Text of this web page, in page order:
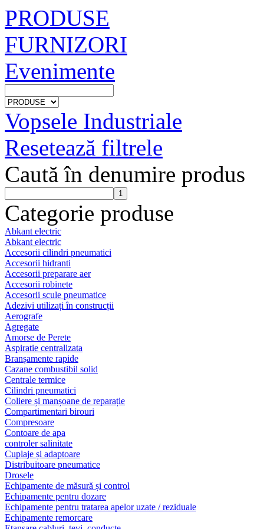
PRODUSE
FURNIZORI
Evenimente
Vopsele Industriale
Resetează filtrele
Caută în denumire produs
Categorie produse
Abkant electric
Abkant electric
Accesorii cilindri pneumatici
Accesorii hidranti
Accesorii preparare aer
Accesorii robinete
Accesorii scule pneumatice
Adezivi utilizați în construcții
Aerografe
Agregate
Amorse de Perete
Aspiratie centralizata
Branșamente rapide
Cazane combustibil solid
Centrale termice
Cilindri pneumatici
Coliere și manșoane de reparație
Compartimentari birouri
Compresoare
Contoare de apa
controler salinitate
Cuplaje și adaptoare
Distribuitoare pneumatice
Drosele
Echipamente de măsură și control
Echipamente pentru dozare
Echipamente pentru tratarea apelor uzate / reziduale
Echipamente remorcare